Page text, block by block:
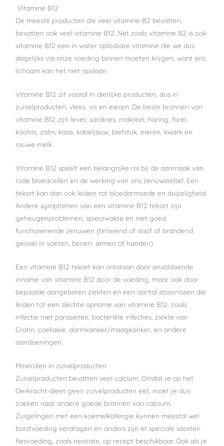
Vitamine B12
De meeste producten die veel vitamine B2 bevatten,
bevatten ook veel vitamine B12. Net zoals vitamine B2 is ook
vitamine B12 een in water oplosbare vitamine die we dus
dagelijks via onze voeding binnen moeten krijgen, want ons
lichaam kan het niet opslaan.
Vitamine B12 zit vooral in dierlijke producten, dus in
zuivelproducten, vlees, vis en eieren. De beste bronnen van
vitamine B12 zijn lever, sardines, makreel, haring, forel,
koolvis, zalm, kaas, kabeljauw, biefstuk, eieren, kwark en
rauwe melk.
Vitamine B12 speelt een belangrijke rol bij de aanmaak van
rode bloedcellen en de werking van ons zenuwstelsel. Een
tekort kan dan ook leiden tot bloedarmoede en duizeligheid.
Andere symptomen van een vitamine B12 tekort zijn
geheugenproblemen, spierzwakte en niet goed
functionerende zenuwen (tintelend of doof of brandend
gevoel in voeten, benen, armen of handen).
Een vitamine B12 tekort kan ontstaan door onvoldoende
inname van vitamine B12 door de voeding, maar ook door
bepaalde aangeboren ziekten en een aantal stoornissen die
leiden tot een slechte opname van vitamine B12, zoals
infectie met parasieten, bacteriële infecties, ziekte van
Crohn, coeliakie, darmkanker/maagkanker, en andere
aandoeningen.
Mineralen in zuivelproducten
Zuivelproducten bevatten veel calcium. Omdat je op het
Oerkracht-dieet geen zuivelproducten eet, moet je dus
zoeken naar andere goede bronnen van calcium.
Zuigelingen met een koemelkallergie kunnen meestal wel
borstvoeding verdragen en anders zijn er speciale soorten
flesvoeding, zoals neocate, op recept beschikbaar. Ook als je